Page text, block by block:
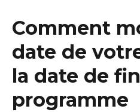
Comment
date de
la date de
programme